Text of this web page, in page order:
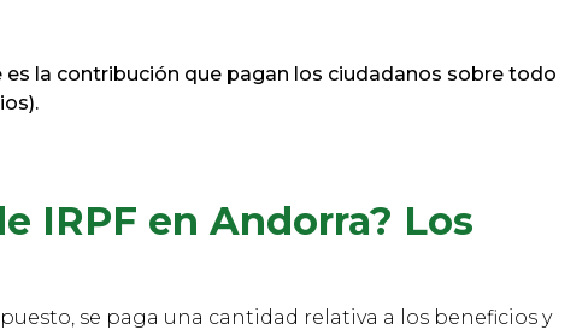
la contribución que pagan los ciudadanos sobre todo
IRPF en Andorra? Los
se paga una cantidad relativa a los beneficios y